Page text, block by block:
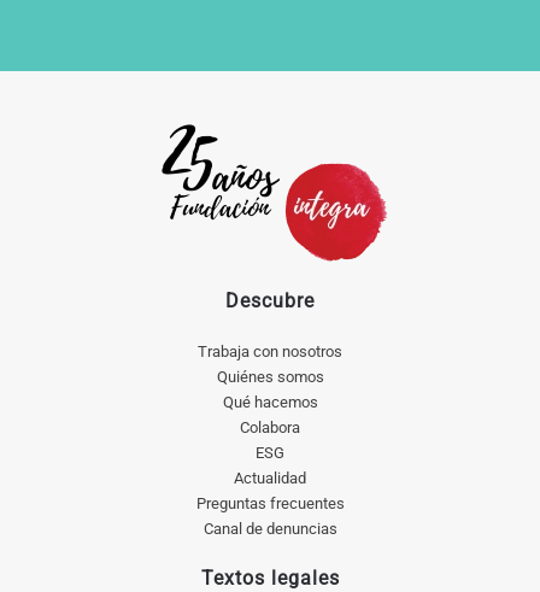
Descubre
Trabaja con nosotros
Quiénes somos
Qué hacemos
Colabora
ESG
Actualidad
Preguntas frecuentes
Canal de denuncias
Textos legales